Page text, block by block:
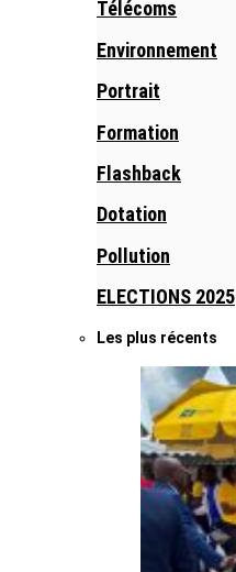
Télécoms
Environnement
Portrait
Formation
Flashback
Dotation
Pollution
ELECTIONS 2025
Les plus récents